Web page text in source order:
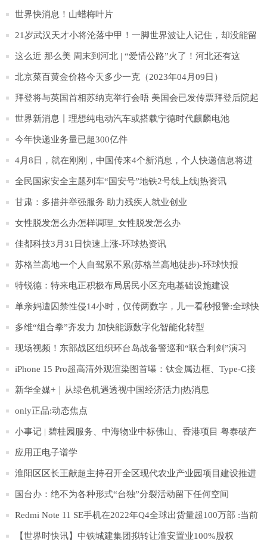
世界快消息！山蜡梅叶片
21岁武汉天才小将沦落中甲！一脚世界波让人记住，却没能留
在中超！
这么近 那么美 周末到河北 | “爱情公路”火了！河北还有这
些“爱情打卡地”超浪漫！|环球快消息
北京菜百黄金价格今天多少一克（2023年04月09日）
拜登将与英国首相苏纳克举行会晤 美国会已发传票拜登后院起
火
世界新消息丨理想纯电动汽车或搭载宁德时代麒麟电池
今年快递业务量已超300亿件
4月8日，就在刚刚，中国传来4个新消息，个人快递信息将进
行加密_当前报道
全民国家安全主题列车“国安号”地铁2号线上线|热资讯
甘肃：多措并举强服务 助力残疾人就业创业
女性脱发怎么办怎样调理_女性脱发怎么办
佳都科技3月31日快速上涨-环球热资讯
苏格兰高地一个人自驾累不累(苏格兰高地徒步)-环球快报
特锐德：特来电正积极布局居民小区充电基础设施建设
单亲妈遭囚禁性侵14小时，仅传两数字，儿一看秒报警:全球快
报
多维“组合拳”齐发力 加快能源数字化智能化转型
现场视频！东部战区组织环台岛战备警巡和“联合利剑”演习
iPhone 15 Pro超高清外观渲染图首曝：钛金属边框、Type-C接
口
新华全媒+｜从绿色机遇透视中国经济活力|热消息
only正品:动态焦点
小事记 | 碧桂园服务、中海物业中标佛山、香港项目 粤泰破产
清算案通过
应用正电子谱学
淮阳区区长王献超主持召开全区现代农业产业园项目建设推进
会
国台办：绝不为各种形式“台独”分裂活动留下任何空间
Redmi Note 11 SE手机在2022年Q4全球出货量超100万部 :当前
观点
【世界时快讯】中铁城建集团拟转让淮安置业100%股权